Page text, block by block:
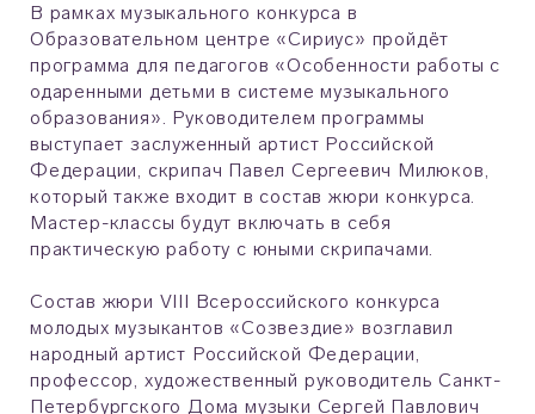
В рамках музыкального конкурса в
Образовательном центре «Сириус» пройдёт
программа для педагогов «Особенности работы с
одаренными детьми в системе музыкального
образования». Руководителем программы
выступает заслуженный артист Российской
Федерации, скрипач Павел Сергеевич Милюков,
который также входит в состав жюри конкурса.
Мастер-классы будут включать в себя
практическую работу с юными скрипачами.
Состав жюри VIII Всероссийского конкурса
молодых музыкантов «Созвездие» возглавил
народный артист Российской Федерации,
профессор, художественный руководитель Санкт-
Петербургского Дома музыки Сергей Павлович